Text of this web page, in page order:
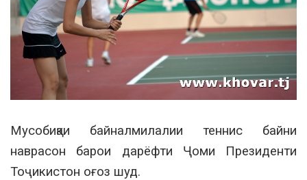
Мусобиқаи байналмилалии теннис байни
наврасон барои дарёфти Ҷоми Президенти
Тоҷикистон оғоз шуд.